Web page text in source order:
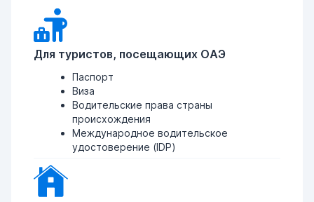
Для туристов, посещающих ОАЭ
Паспорт
Виза
Водительские права страны
происхождения
Международное водительское
удостоверение (IDP)